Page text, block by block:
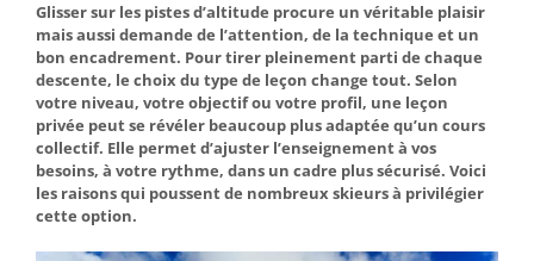
Glisser sur les pistes d’altitude procure un véritable plaisir
mais aussi demande de l’attention, de la technique et un
bon encadrement. Pour tirer pleinement parti de chaque
descente, le choix du type de leçon change tout. Selon
votre niveau, votre objectif ou votre profil, une leçon
privée peut se révéler beaucoup plus adaptée qu’un cours
collectif. Elle permet d’ajuster l’enseignement à vos
besoins, à votre rythme, dans un cadre plus sécurisé. Voici
les raisons qui poussent de nombreux skieurs à privilégier
cette option.